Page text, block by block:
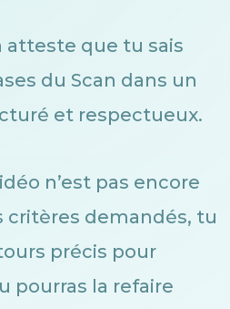
atteste que tu sais
du Scan dans un
et respectueux.
n’est pas encore
critères demandés, tu
précis pour
pourras la refaire